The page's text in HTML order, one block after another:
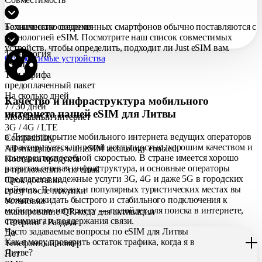
Большинство современных смартфонов обычно поставляются с
технологией eSIM. Посмотрите наш список совместимых
устройств, чтобы определить, подходит ли Just eSIM вам.
Совместимые устройства
Технические сведения
Технология
eSIM
Тип тарифа
предоплаченный пакет
На сколько дней
7 / 30 дней
Мобильный интернет
3G / 4G / LTE
Compatibility
All smartphones with eSIM technology enabled
Поставка продукта
в приложении / по еmail
Срок доставки
сразу после покупки
Установка
сканирование QR-кода для активации
Тетеринг / Раздача
Да
Телефонный номер
Нет
Качество и инфраструктура мобильного
интернета нашей eSIM для Литвы
в Литве покрытие мобильного интернета ведущих операторов
характеризуется широкой доступностью, хорошим качеством и
конкурентоспособной скоростью. В стране имеется хорошо
развитая сетевая инфраструктура, и основные операторы
предлагают надежные услуги 3G, 4G и даже 5G в городских
районах. В городах и популярных туристических местах вы
можете ожидать быстрого и стабильного подключения к
мобильному интернету — подойдет для поиска в интернете,
стриминга и поддержания связи.
Часто задаваемые вопросы по eSIM для Литвы
Как я могу проверить остаток трафика, когда я в
Литве?